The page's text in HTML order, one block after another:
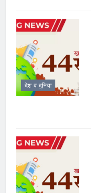
देश व दुनिया